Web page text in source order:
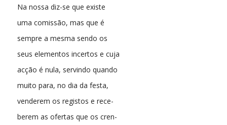
Na nossa diz-se que existe
uma comissão, mas que é
sempre a mesma sendo os
seus elementos incertos e cuja
acção é nula, servindo quando
muito para, no dia da festa,
venderem os registos e rece-
berem as ofertas que os cren-